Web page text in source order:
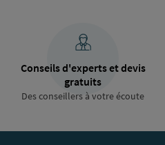
Conseils d'experts et devis
gratuits
Des conseillers à votre écoute